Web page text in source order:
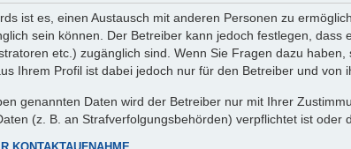
ist es, einen Austausch mit anderen Personen zu
sein können. Der Betreiber kann jedoch festlegen,
etc.) zugänglich sind. Wenn Sie Fragen dazu
Ihrem Profil ist dabei jedoch nur für den Betreiber und von
genannten Daten wird der Betreiber nur mit Ihrer
(z. B. an Strafverfolgungsbehörden) verpflichtet ist